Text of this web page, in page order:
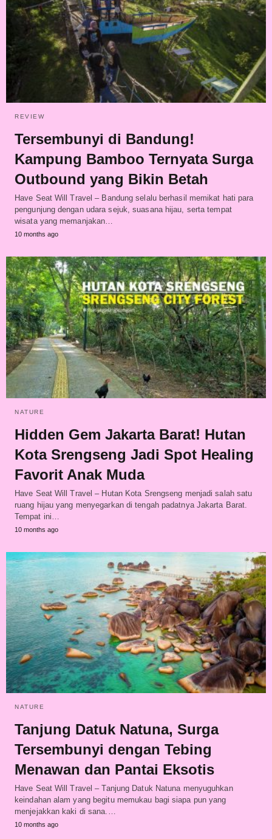
REVIEW
Tersembunyi di Bandung!
Kampung Bamboo Ternyata Surga
Outbound yang Bikin Betah
Have Seat Will Travel – Bandung selalu berhasil memikat hati para
pengunjung dengan udara sejuk, suasana hijau, serta tempat
wisata yang memanjakan…
10 months ago
NATURE
Hidden Gem Jakarta Barat! Hutan
Kota Srengseng Jadi Spot Healing
Favorit Anak Muda
Have Seat Will Travel – Hutan Kota Srengseng menjadi salah satu
ruang hijau yang menyegarkan di tengah padatnya Jakarta Barat.
Tempat ini…
10 months ago
NATURE
Tanjung Datuk Natuna, Surga
Tersembunyi dengan Tebing
Menawan dan Pantai Eksotis
Have Seat Will Travel – Tanjung Datuk Natuna menyuguhkan
keindahan alam yang begitu memukau bagi siapa pun yang
menjejakkan kaki di sana.…
10 months ago